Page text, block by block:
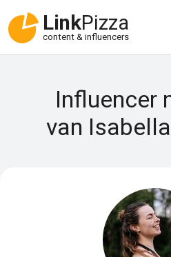
LinkPizza
content & influencers
Influencer
van